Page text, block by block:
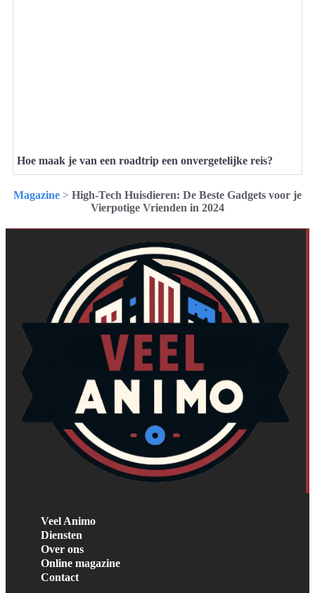
Hoe maak je van een roadtrip een onvergetelijke reis?
Magazine > High-Tech Huisdieren: De Beste Gadgets voor je
Vierpotige Vrienden in 2024
Veel Animo
Diensten
Over ons
Online magazine
Contact